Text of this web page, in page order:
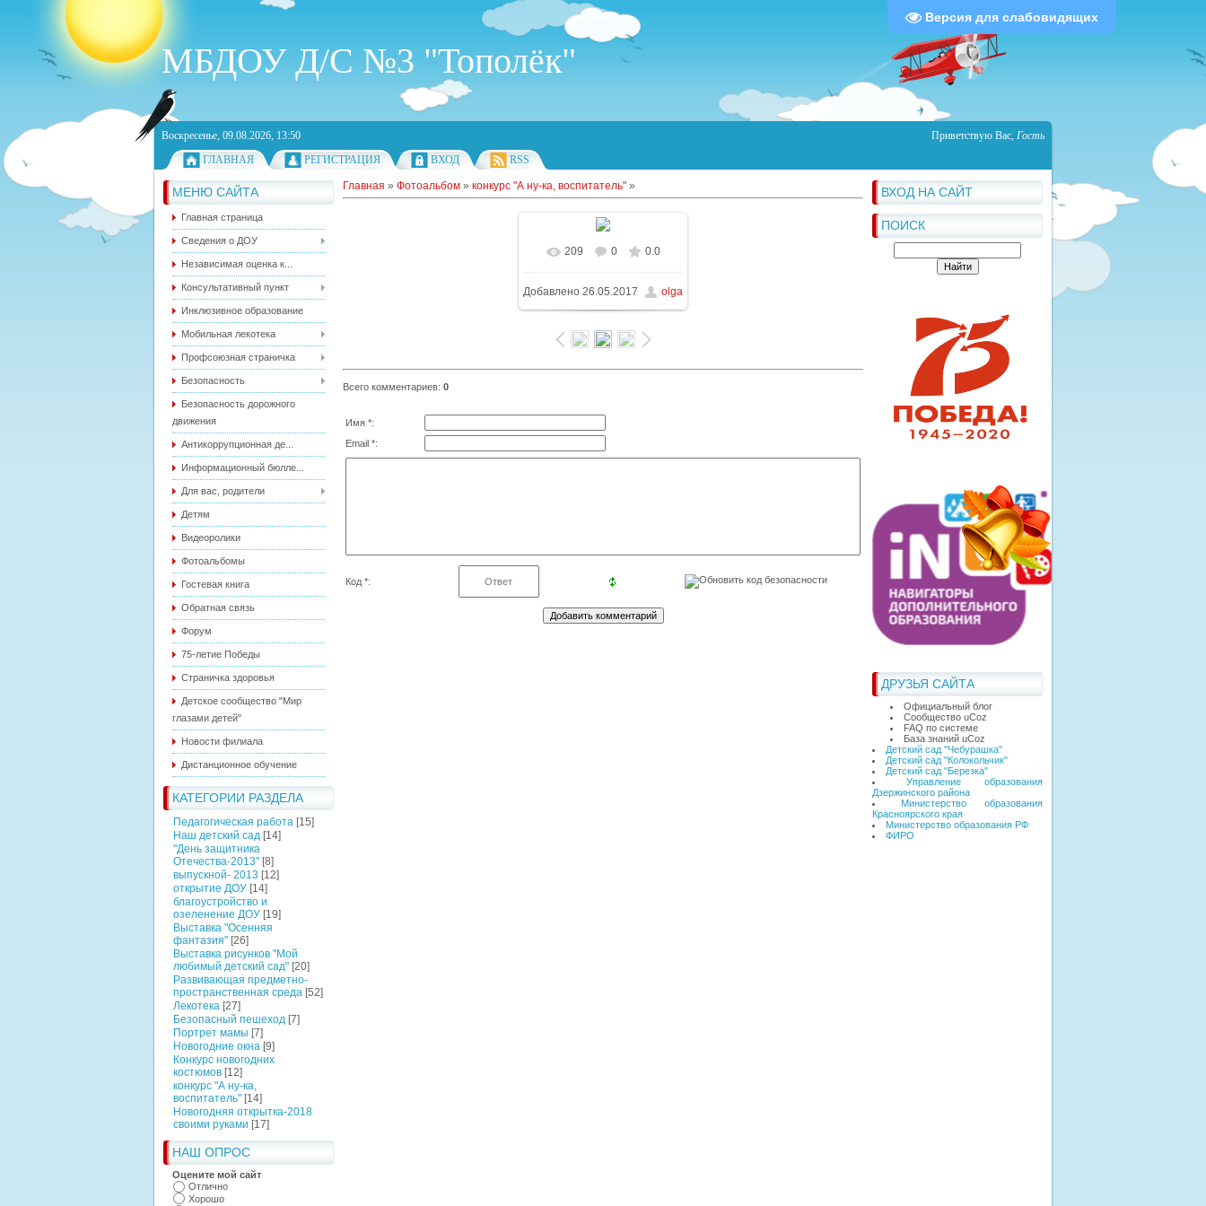
Версия для слабовидящих
МБДОУ Д/С №3 "Тополёк"
Воскресенье, 09.08.2026, 13:50 Приветствую Вас, Гость
ГЛАВНАЯ
РЕГИСТРАЦИЯ ВХОД RSS
МЕНЮ САЙТА
Главная страница
Сведения о ДОУ
Независимая оценка к...
Консультативный пункт
Инклюзивное образование
Мобильная лекотека
Профсоюзная страничка
Безопасность
Безопасность дорожного
движения
Антикоррупционная де...
Информационный бюлле...
Для вас, родители
Детям
Видеоролики
Фотоальбомы
Гостевая книга
Обратная связь
Форум
75-летие Победы
Страничка здоровья
Детское сообщество "Мир
глазами детей"
Новости филиала
Дистанционное обучение
КАТЕГОРИИ РАЗДЕЛА
Педагогическая работа [15]
Наш детский сад [14]
"День защитника
Отечества-2013" [8]
выпускной- 2013 [12]
открытие ДОУ [14]
благоустройство и
озеленение ДОУ [19]
Выставка "Осенняя
фантазия" [26]
Выставка рисунков "Мой
любимый детский сад" [20]
Развивающая предметно-
пространственная среда [52]
Лекотека [27]
Безопасный пешеход [7]
Портрет мамы [7]
Новогодние окна [9]
Конкурс новогодних
костюмов [12]
конкурс "А ну-ка,
воспитатель" [14]
Новогодняя открытка-2018
своими руками [17]
НАШ ОПРОС
Оцените мой сайт
Отлично
Хорошо
ВХОД НА САЙТ
ПОИСК
ДРУЗЬЯ САЙТА
Официальный блог
Сообщество uCoz
FAQ по системе
База знаний uCoz
Детский сад "Чебурашка"
Детский сад "Колокольчик"
Детский сад "Березка"
Управление образования
Дзержинского района
Министерство образования
Красноярского края
Министерство образования РФ
ФИРО
Главная » Фотоальбом » конкурс "А ну-ка, воспитатель" »
209 0 0.0
Добавлено 26.05.2017 olga
Всего комментариев: 0
Имя *:
Email *:
Код *: